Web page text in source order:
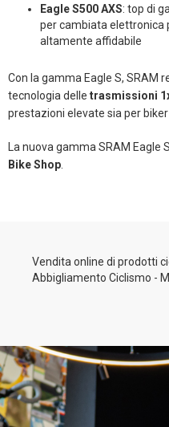
Eagle S500 AXS: top di
per cambiata elettronica
altamente affidabile
Con la gamma Eagle S, SRAM
tecnologia delle trasmissioni
prestazioni elevate sia per
La nuova gamma SRAM Eagle
Bike Shop
Vendita online di prodotti
Abbigliamento Ciclismo -